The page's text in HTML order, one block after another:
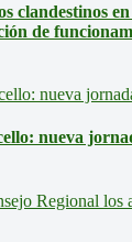
clandestinos
de
nueva